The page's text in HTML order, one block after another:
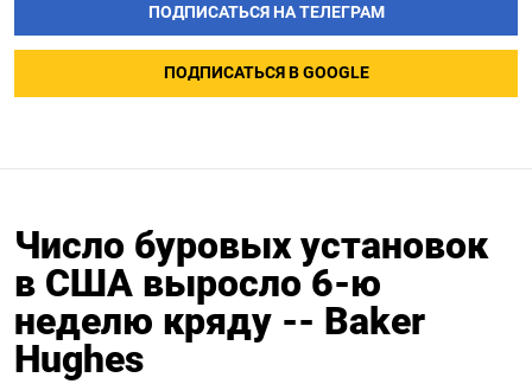
ПОДПИСАТЬСЯ НА ТЕЛЕГРАМ
ПОДПИСАТЬСЯ В GOOGLE
Число буровых установок
в США выросло 6-ю
неделю кряду -- Baker
Hughes